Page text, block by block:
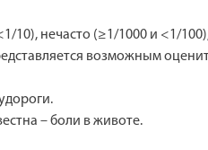
10), нечасто (≥1/1000 и <1/
возможным
– боли в животе.